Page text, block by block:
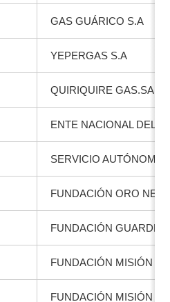
GAS GUÁRICO S.A
YEPERGAS S.A
QUIRIQUIRE GAS.SA
ENTE NACIONAL DEL
SERVICIO AUTÓNOMO
FUNDACIÓN ORO
FUNDACIÓN
FUNDACIÓN MISIÓN
FUNDACIÓN MISIÓN